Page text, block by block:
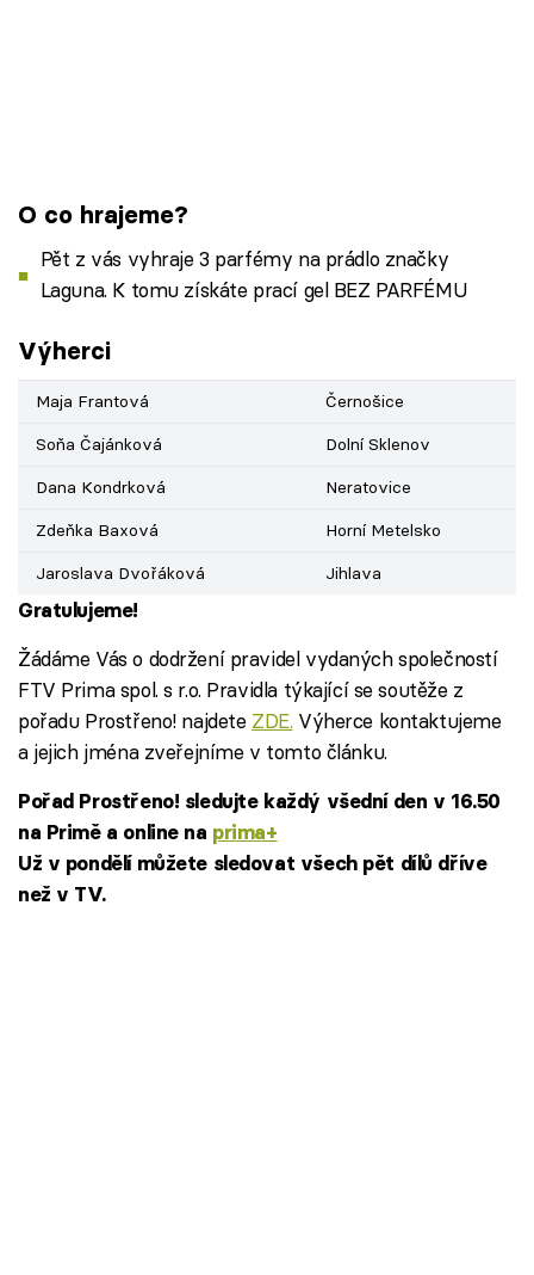
O co hrajeme?
Pět z vás vyhraje 3 parfémy na prádlo značky
Laguna. K tomu získáte prací gel BEZ PARFÉMU
Výherci
Maja Frantová
Černošice
Soňa Čajánková
Dolní Sklenov
Dana Kondrková
Neratovice
Zdeňka Baxová
Horní Metelsko
Jaroslava Dvořáková
Jihlava
Gratulujeme!
Žádáme Vás o dodržení pravidel vydaných společností
FTV Prima spol. s r.o. Pravidla týkající se soutěže z
pořadu Prostřeno! najdete ZDE. Výherce kontaktujeme
a jejich jména zveřejníme v tomto článku.
Pořad Prostřeno! sledujte každý všední den v 16.50
na Primě a online na prima+
Už v pondělí můžete sledovat všech pět dílů dříve
než v TV.